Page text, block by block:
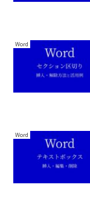
Word
Word